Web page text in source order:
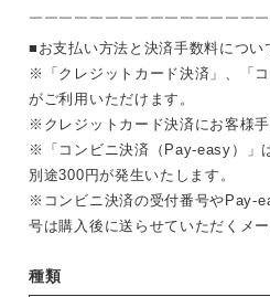
￣￣￣￣￣￣￣￣￣￣￣￣￣￣￣
■お支払い方法と決済手数料につい
※「クレジットカード決済」、「
がご利用いただけます。
※クレジットカード決済にお客様
※「コンビニ決済（Pay-easy）」
別途300円が発生いたします。
※コンビニ決済の受付番号やPay-
号は購入後に送らせていただくメ
種類